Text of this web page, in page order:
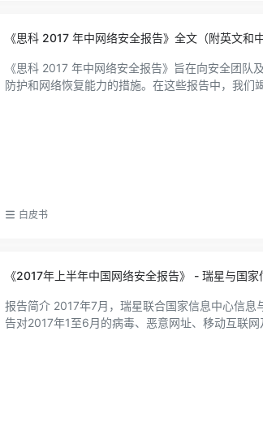
《思科 2017 年中网络安全报告》全文（附英文和
《思科 2017 年中网络安全报告》旨在向安全团
防护和网络恢复能力的措施。在这些报告中，我们
白皮书
《2017年上半年中国网络安全报告》 - 瑞星与国
报告简介 2017年7月，瑞星联合国家信息中心信息与网络安全部发布了《2017年上半年中国网络安全报告》。报
告对2017年1至6月的病毒、恶意网址、移动互联网